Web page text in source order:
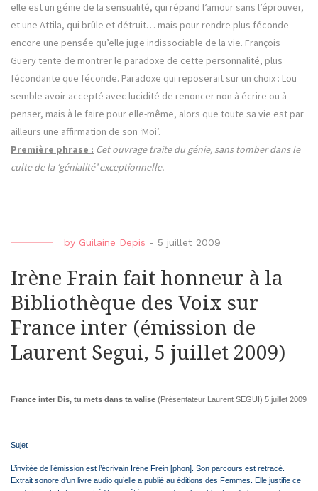
elle est un génie de la sensualité, qui répand l’amour sans l’éprouver,
et une Attila, qui brûle et détruit… mais pour rendre plus féconde
encore une pensée qu’elle juge indissociable de la vie. François
Guery tente de montrer le paradoxe de cette personnalité, plus
fécondante que féconde. Paradoxe qui reposerait sur un choix : Lou
semble avoir accepté avec lucidité de renoncer non à écrire ou à
penser, mais à le faire pour elle-même, alors que toute sa vie est par
ailleurs une affirmation de son ‘Moi’.
Première phrase : Cet ouvrage traite du génie, sans tomber dans le
culte de la ‘génialité’ exceptionnelle.
by Guilaine Depis - 5 juillet 2009
Irène Frain fait honneur à la
Bibliothèque des Voix sur
France inter (émission de
Laurent Segui, 5 juillet 2009)
France inter Dis, tu mets dans ta valise (Présentateur Laurent SEGUI) 5 juillet 2009
Sujet
L’invitée de l’émission est l’écrivain Irène Frein [phon]. Son parcours est retracé.
Extrait sonore d’un livre audio qu’elle a publié au éditions des Femmes. Elle justifie ce